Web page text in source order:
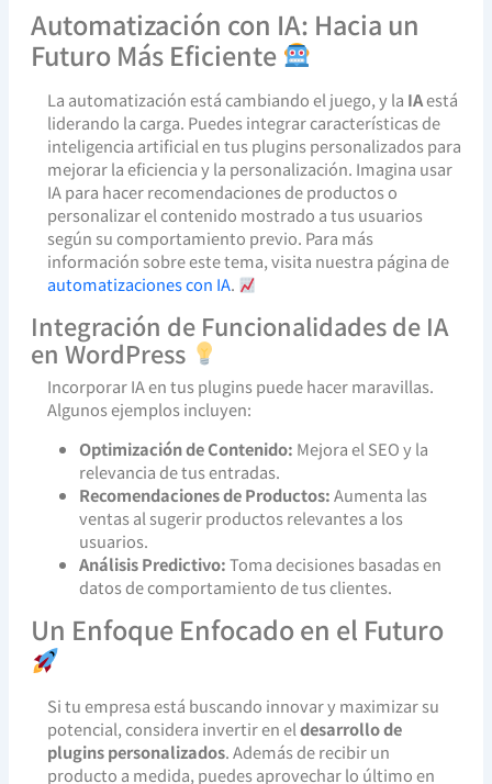
Automatización con IA: Hacia un
Futuro Más Eficiente
La automatización está cambiando el juego, y la IAestá
liderando la carga. Puedes integrar características de
inteligencia artificial en tus plugins personalizados para
mejorar la eficiencia y la personalización. Imagina usar
IA para hacer recomendaciones de productos o
personalizar el contenido mostrado a tus usuarios
según su comportamiento previo. Para más
información sobre este tema, visita nuestra página de
automatizaciones con IA.
Integración de Funcionalidades de IA
en WordPress
Incorporar IA en tus plugins puede hacer maravillas.
Algunos ejemplos incluyen:
Optimización de Contenido: Mejora el SEO y la
relevancia de tus entradas.
Recomendaciones de Productos:Aumenta las
ventas al sugerir productos relevantes a los
usuarios.
Análisis Predictivo:Toma decisiones basadas en
datos de comportamiento de tus clientes.
Un Enfoque Enfocado en el Futuro
Si tu empresa está buscando innovar y maximizar su
potencial, considera invertir en eldesarrollo de
plugins personalizados. Además de recibir un
producto a medida, puedes aprovechar lo último en